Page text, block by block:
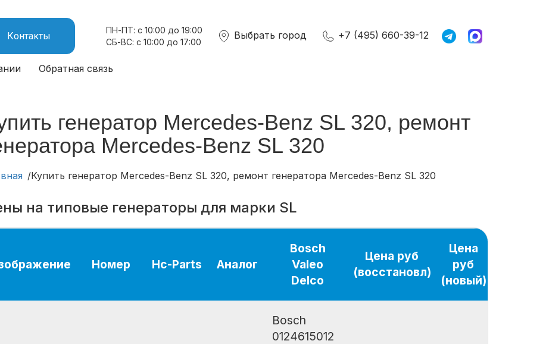
Обратная связь
Контакты
ПН-ПТ: с 10:00 до 19:00
СБ-ВС: с 10:00 до 17:00
Выбрать город +7 (495) 660-39-12
генератор Mercedes-Benz SL 320, ремонт
Mercedes-Benz SL 320
Купить генератор Mercedes-Benz SL 320, ремонт генератора Mercedes-Benz SL 320
на типовые генераторы для марки SL
Номер Hc-Parts Аналог
Bosch
Valeo
Delco
Цена руб
(восстановл)
Цена
руб
(новый)
Bosch
0124615012